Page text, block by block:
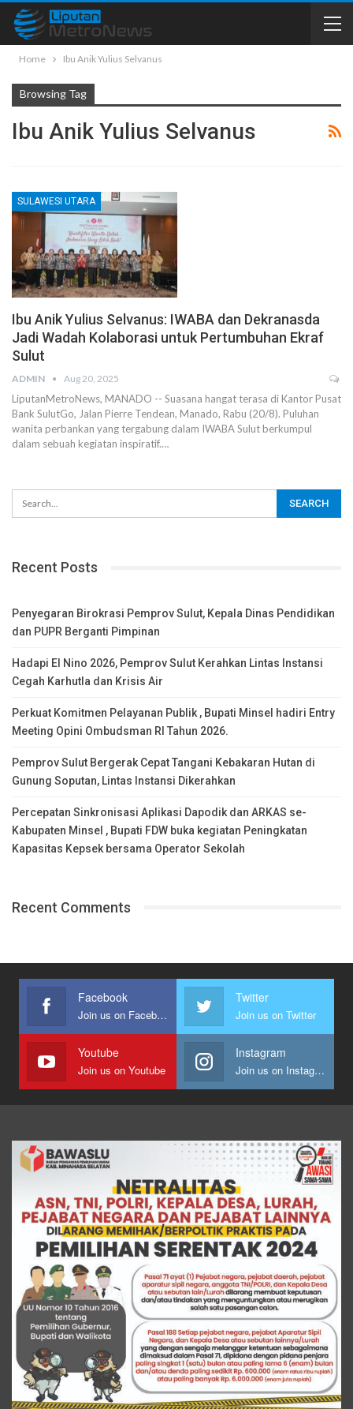
Home Ibu Anik Yulius Selvanus
Browsing Tag
Ibu Anik Yulius Selvanus
SULAWESI UTARA
Ibu Anik Yulius Selvanus: IWABA dan Dekranasda
Jadi Wadah Kolaborasi untuk Pertumbuhan Ekraf
Sulut
ADMIN Aug 20, 2025
‎LiputanMetroNews, MANADO -- Suasana hangat terasa di Kantor Pusat
Bank SulutGo, Jalan Pierre Tendean, Manado, Rabu (20/8). ‎Puluhan
wanita perbankan yang tergabung dalam IWABA Sulut berkumpul
dalam sebuah kegiatan inspiratif.…
Recent Posts
Penyegaran Birokrasi Pemprov Sulut, Kepala Dinas Pendidikan
dan PUPR Berganti Pimpinan
Hadapi El Nino 2026, Pemprov Sulut Kerahkan Lintas Instansi
Cegah Karhutla dan Krisis Air
Perkuat Komitmen Pelayanan Publik , Bupati Minsel hadiri Entry
Meeting Opini Ombudsman RI Tahun 2026.
Pemprov Sulut Bergerak Cepat Tangani Kebakaran Hutan di
Gunung Soputan, Lintas Instansi Dikerahkan
Percepatan Sinkronisasi Aplikasi Dapodik dan ARKAS se-
Kabupaten Minsel , Bupati FDW buka kegiatan Peningkatan
Kapasitas Kepsek bersama Operator Sekolah
Recent Comments
Facebook
Join us on Facebook
Twitter
Join us on Twitter
Youtube
Join us on Youtube
Instagram
Join us on Instagram